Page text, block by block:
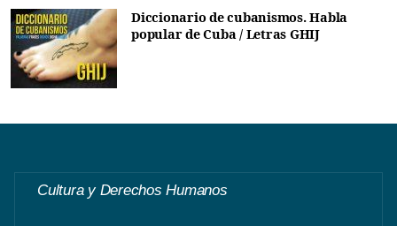
Diccionario de cubanismos. Habla
popular de Cuba / Letras GHIJ
Cultura y Derechos Humanos